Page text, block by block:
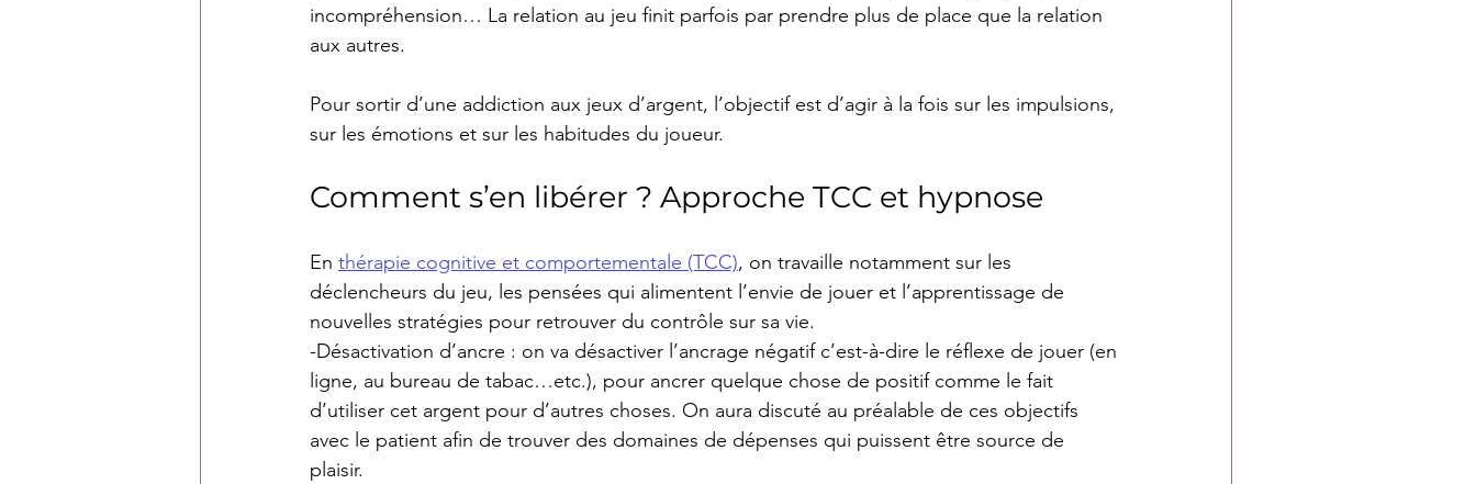
incompréhension… La relation au jeu finit parfois par prendre plus de place que la relation
aux autres.
Pour sortir d’une addiction aux jeux d’argent, l’objectif est d’agir à la fois sur les impulsions,
sur les émotions et sur les habitudes du joueur.
Comment s’en libérer ? Approche TCC et hypnose
En thérapie cognitive et comportementale (TCC), on travaille notamment sur les
déclencheurs du jeu, les pensées qui alimentent l’envie de jouer et l’apprentissage de
nouvelles stratégies pour retrouver du contrôle sur sa vie.
-Désactivation d’ancre : on va désactiver l’ancrage négatif c’est-à-dire le réflexe de jouer (en
ligne, au bureau de tabac…etc.), pour ancrer quelque chose de positif comme le fait
d’utiliser cet argent pour d’autres choses. On aura discuté au préalable de ces objectifs
avec le patient afin de trouver des domaines de dépenses qui puissent être source de
plaisir.